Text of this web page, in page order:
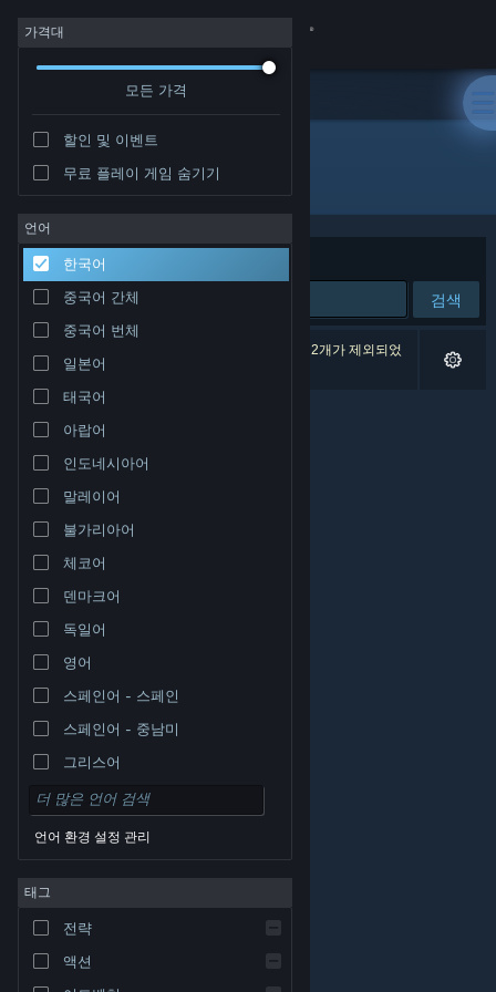
로그인
커뮤니티
정보
지원
언어 변경
Steam 모바일 앱 다운로드
PC 웹사이트 보기
© Valve Corporation. 모든 권리 보유. 모든 상표는 미국
및 기타 국가에서 각각 해당 소유자의 재산입니다.
환불| 쿠키
가격대
모든 가격
할인 및 이벤트
무료 플레이 게임 숨기기
언어
한국어
중국어 간체
중국어 번체
일본어
태국어
아랍어
인도네시아어
말레이어
불가리아어
체코어
덴마크어
독일어
영어
스페인어 - 스페인
스페인어 - 중남미
그리스어
언어 환경 설정 관리
태그
전략
액션
개발자: Royex Studio
정렬 기준 연관성
검색
검색 결과가 0개 있습니다. 환경 설정에 따라 게임 2개가 제외되었
습니다.